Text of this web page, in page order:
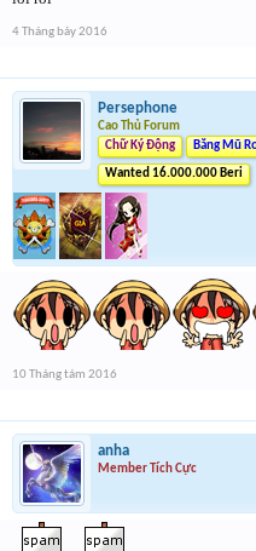
4 Tháng bảy 2016
Persephone
Cao Thủ Forum
Chữ Ký Động
Băng Mũ
Wanted 16.000.000 Beri
10 Tháng tám 2016
anha
Member Tích Cực